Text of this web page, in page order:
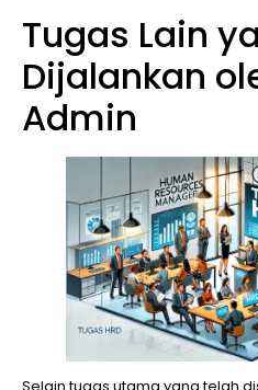
Tugas Lain
Dijalankan
Admin